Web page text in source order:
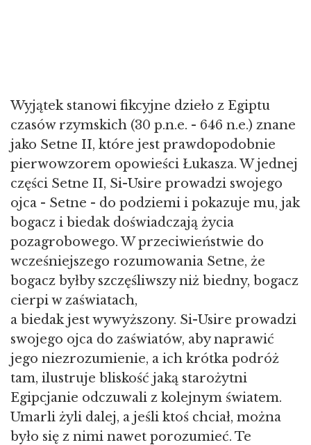
Wyjątek stanowi fikcyjne dzieło z Egiptu
czasów rzymskich (30 p.n.e. - 646 n.e.) znane
jako Setne II, które jest prawdopodobnie
pierwowzorem opowieści Łukasza. W jednej
części Setne II, Si-Usire prowadzi swojego
ojca - Setne - do podziemi i pokazuje mu, jak
bogacz i biedak doświadczają życia
pozagrobowego. W przeciwieństwie do
wcześniejszego rozumowania Setne, że
bogacz byłby szczęśliwszy niż biedny, bogacz
cierpi w zaświatach,
a biedak jest wywyższony. Si-Usire prowadzi
swojego ojca do zaświatów, aby naprawić
jego niezrozumienie, a ich krótka podróż
tam, ilustruje bliskość jaką starożytni
Egipcjanie odczuwali z kolejnym światem.
Umarli żyli dalej, a jeśli ktoś chciał, można
było się z nimi nawet porozumieć. Te